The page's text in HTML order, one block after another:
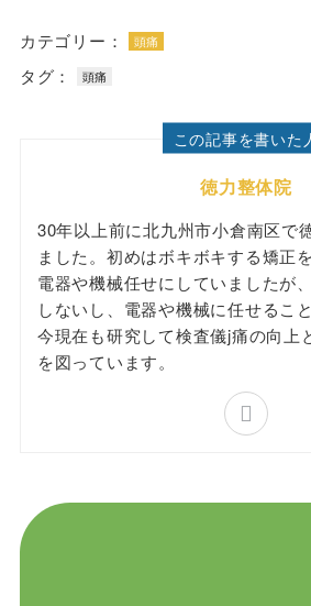
カテゴリー： 頭痛
タグ： 頭痛
この記事を書いた
徳力整体院
30年以上前に北九州市小倉南区で
ました。初めはボキボキする矯正
電器や機械任せにしていましたが
しないし、電器や機械に任せるこ
今現在も研究して検査儀j痛の向上
を図っています。